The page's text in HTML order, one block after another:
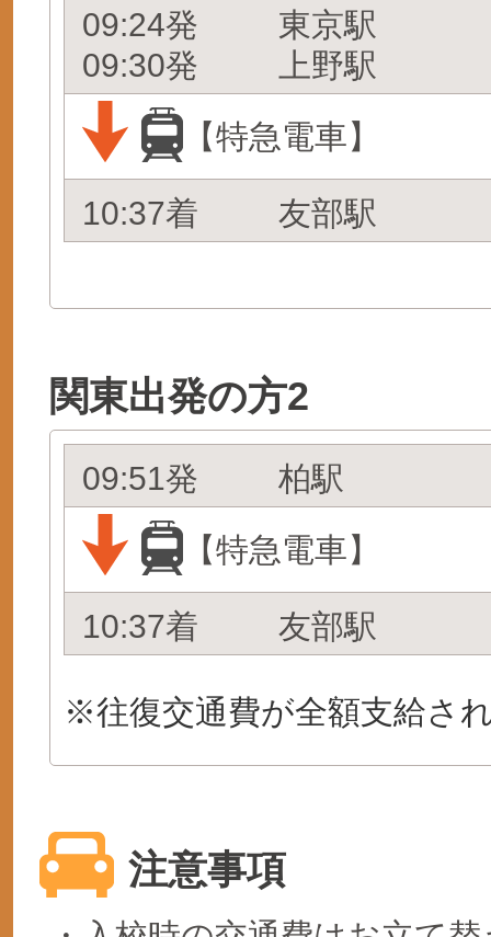
09:24発
09:30発
東京駅
上野駅
【特急電車】
10:37着 友部駅
関東出発の方2
09:51発
柏駅
【特急電車】
10:37着 友部駅
※往復交通費が全額支給さ
注意事項